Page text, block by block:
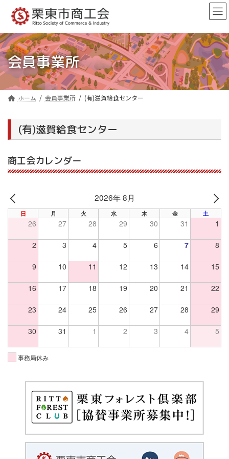
ン
ツ
へ
ス
キ
ッ
ー
シ
ョ
ン
に
移
会員事業所
ホーム 会員事業所 (有)滋賀給食センター
(有)滋賀給食センター
商工会カレンダー
PREV
2026年 8月
日 月 火 水 木 金 土
26 27 28 29 30 31 1
2 3 4 5 6 7 8
9 10 11 12 13 14 15
16 17 18 19 20 21 22
23 24 25 26 27 28 29
30 31 1 2 3 4 5
事務局休み